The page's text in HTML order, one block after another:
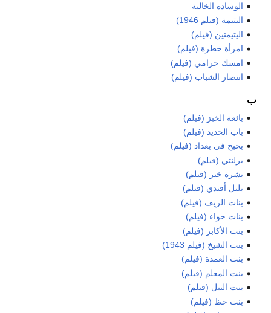
الوسادة الخالية
اليتيمة (فيلم 1946)
اليتيمتين (فيلم)
امرأة خطرة (فيلم)
امسك حرامي (فيلم)
انتصار الشباب (فيلم)
ب
بائعة الخبز (فيلم)
باب الحديد (فيلم)
بحبح في بغداد (فيلم)
برلنتي (فيلم)
بشرة خير (فيلم)
بلبل أفندي (فيلم)
بنات الريف (فيلم)
بنات حواء (فيلم)
بنت الأكابر (فيلم)
بنت الشيخ (فيلم 1943)
بنت العمدة (فيلم)
بنت المعلم (فيلم)
بنت النيل (فيلم)
بنت حظ (فيلم)